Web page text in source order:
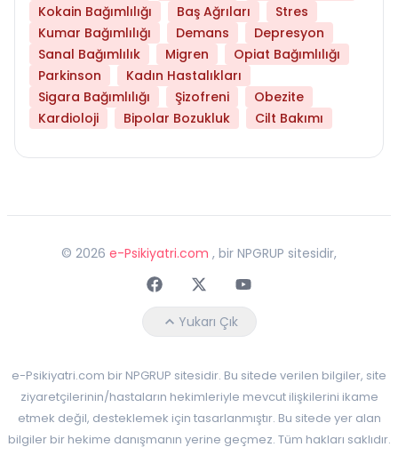
Kokain Bağımlılığı
Baş Ağrıları
Stres
Kumar Bağımlılığı
Demans
Depresyon
Sanal Bağımlılık
Migren
Opiat Bağımlılığı
Parkinson
Kadın Hastalıkları
Sigara Bağımlılığı
Şizofreni
Obezite
Kardioloji
Bipolar Bozukluk Cilt Bakımı
© 2026 e-Psikiyatri.com , bir NPGRUP sitesidir,
FaceebokTwitterYoutube
Yukarı Çık
e-Psikiyatri.com bir NPGRUP sitesidir. Bu sitede verilen bilgiler, site
ziyaretçilerinin/hastaların hekimleriyle mevcut ilişkilerini ikame
etmek değil, desteklemek için tasarlanmıştır. Bu sitede yer alan
bilgiler bir hekime danışmanın yerine geçmez. Tüm hakları saklıdır.